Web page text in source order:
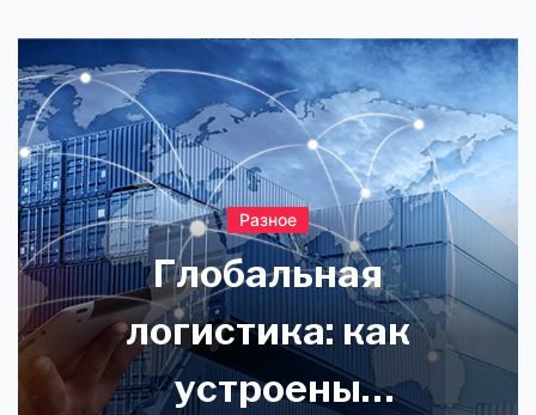
Разное
Глобальная
логистика: как
устроены